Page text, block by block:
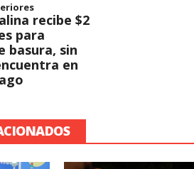
recibe $2
para
basura, sin
en